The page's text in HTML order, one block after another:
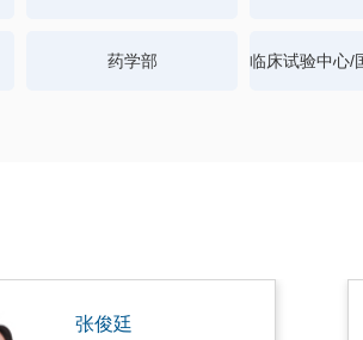
药学部 临床试验中心/
张俊廷